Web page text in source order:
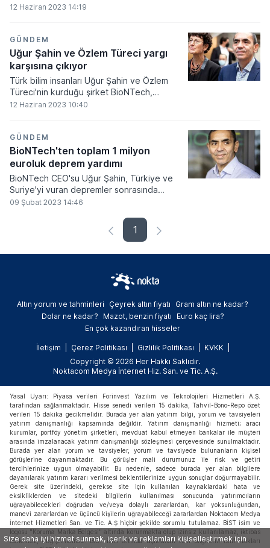
biyoteknoloji firması BioNTech aleyhine
12 Haziran 2023 14:19
GÜNDEM
Uğur Şahin ve Özlem Türeci yargı
karşısına çıkıyor
Türk bilim insanları Uğur Şahin ve Özlem
Türeci'nin kurduğu şirket BioNTech,
aşılarının “kalıcı yan etki ve hasar” bıraktığı
12 Haziran 2023 10:40
GÜNDEM
BioNTech'ten toplam 1 milyon
euroluk deprem yardımı
BioNTech CEO'su Uğur Şahin, Türkiye ve
Suriye'yi vuran depremler sonrasında
yaşanan çok sayıda trajik can kaybının
09 Şubat 2023 14:46
1
Altın yorum ve tahminleri Çeyrek altın fiyatı
Gram altın ne kadar?
Dolar ne kadar?
Mazot, benzin fiyatı
Euro kaç lira?
En çok kazandıran hisseler
İletişim Çerez Politikası Gizlilik Politikası
KVKK
Copyright © 2026 Her Hakkı Saklıdır.
Noktacom Medya İnternet Hiz. San. ve Tic. A.Ş.
Yasal Uyarı: Piyasa verileri Forinvest Yazılım ve Teknolojileri Hizmetleri A.Ş.
tarafından sağlanmaktadır. Hisse senedi verileri 15 dakika, Tahvil-Bono-Repo özet
verileri 15 dakika gecikmelidir. Burada yer alan yatırım bilgi, yorum ve tavsiyeleri
yatırım danışmanlığı kapsamında değildir. Yatırım danışmanlığı hizmeti; aracı
kurumlar, portföy yönetim şirketleri, mevduat kabul etmeyen bankalar ile müşteri
arasında imzalanacak yatırım danışmanlığı sözleşmesi çerçevesinde sunulmaktadır.
Burada yer alan yorum ve tavsiyeler, yorum ve tavsiyede bulunanların kişisel
görüşlerine dayanmaktadır. Bu görüşler mali durumunuz ile risk ve getiri
tercihlerinize uygun olmayabilir. Bu nedenle, sadece burada yer alan bilgilere
dayanılarak yatırım kararı verilmesi beklentilerinize uygun sonuçlar doğurmayabilir.
Gerek site üzerindeki, gerekse site için kullanılan kaynaklardaki hata ve
eksikliklerden ve sitedeki bilgilerin kullanılması sonucunda yatırımcıların
uğrayabilecekleri doğrudan ve/veya dolaylı zararlardan, kar yoksunluğundan,
manevi zararlardan ve üçüncü kişilerin uğrayabileceği zararlardan Noktacom Medya
İnternet Hizmetleri San. ve Tic. A.Ş hiçbir şekilde sorumlu tutulamaz. BİST isim ve
logosu "Koruma Marka Belgesi" altında korunmakta olup izinsiz kullanılamaz, iktibas
edilemez, değiştirilemez. BİST ismi altında açıklanan tüm bilgilerin telif hakları
Size daha iyi hizmet sunmak, içerik ve reklamları kişiselleştirmek için